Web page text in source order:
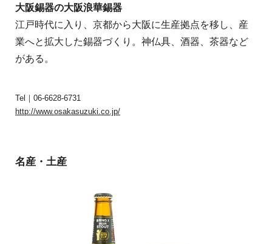
大阪錫器の大阪浪華錫器
江戸時代に入り、京都から大阪に生産拠点を移し、産
業へと拡大した錫器づくり。神仏具、酒器、茶器など
がある。
Tel｜06-6628-6731
http://www.osakasuzuki.co.jp/
名産・土産